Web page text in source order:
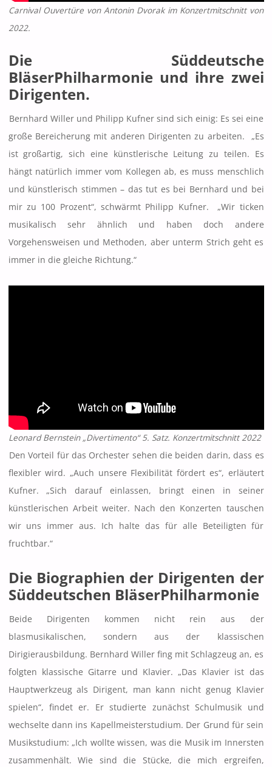
Carnival Ouvertüre von Antonin Dvorak im Konzertmitschnitt von
2022.
Die Süddeutsche
BläserPhilharmonie und ihre zwei
Dirigenten.
Bernhard Willer und Philipp Kufner sind sich einig: Es sei eine
große Bereicherung mit anderen Dirigenten zu arbeiten. „Es
ist großartig, sich eine künstlerische Leitung zu teilen. Es
hängt natürlich immer vom Kollegen ab, es muss menschlich
und künstlerisch stimmen – das tut es bei Bernhard und bei
mir zu 100 Prozent“, schwärmt Philipp Kufner. „Wir ticken
musikalisch sehr ähnlich und haben doch andere
Vorgehensweisen und Methoden, aber unterm Strich geht es
immer in die gleiche Richtung.“
Leonard Bernstein „Divertimento“ 5. Satz. Konzertmitschnitt 2022
Den Vorteil für das Orchester sehen die beiden darin, dass es
flexibler wird. „Auch unsere Flexibilität fördert es“, erläutert
Kufner. „Sich darauf einlassen, bringt einen in seiner
künstlerischen Arbeit weiter. Nach den Konzerten tauschen
wir uns immer aus. Ich halte das für alle Beteiligten für
fruchtbar.“
Die Biographien der Dirigenten der
Süddeutschen BläserPhilharmonie
Beide Dirigenten kommen nicht rein aus der
blasmusikalischen, sondern aus der klassischen
Dirigierausbildung. Bernhard Willer fing mit Schlagzeug an, es
folgten klassische Gitarre und Klavier. „Das Klavier ist das
Hauptwerkzeug als Dirigent, man kann nicht genug Klavier
spielen“, findet er. Er studierte zunächst Schulmusik und
wechselte dann ins Kapellmeisterstudium. Der Grund für sein
Musikstudium: „Ich wollte wissen, was die Musik im Innersten
zusammenhält. Wie sind die Stücke, die mich ergreifen,